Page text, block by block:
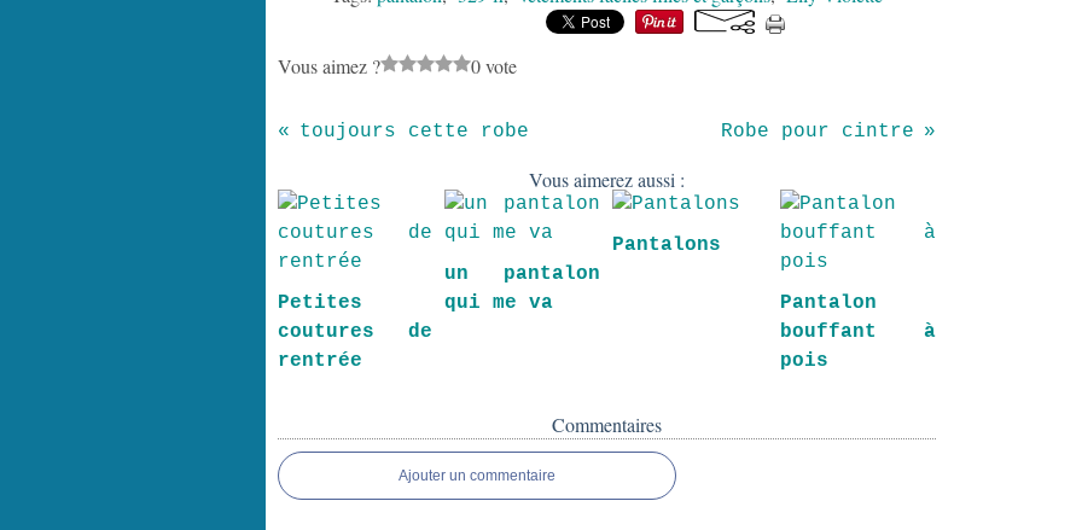
Vous aimez ? 0 vote
toujours cette robe Robe pour cintre
Vous aimerez aussi :
Petites
coutures de
rentrée
un pantalon
qui me va
Pantalons
Pantalon
bouffant à
pois
Commentaires
Ajouter un commentaire